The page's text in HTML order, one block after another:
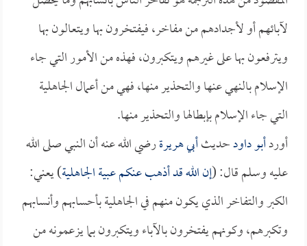
لآبائهم أو لأجدادهم من مفاخر، فيفتخرون بها ويتعالون بها
ويترفعون بها على غيرهم ويتكبرون، فهذه من الأمور التي جاء
الإسلام بالنهي عنها والتحذير منها، فهي من أعمال الجاهلية
التي جاء الإسلام بإبطالها والتحذير منها.
أوردأبو داودحديثأبي هريرةرضي الله عنه أن النبي صلى الله
عليه وسلم قال: (إن الله قد أذهب عنكم عبية الجاهلية) يعني:
الكبر والتفاخر الذي يكون منهم في الجاهلية بأحسابهم وأنسابهم
وتكبرهم، وكونهم يفتخرون بالآباء ويتكبرون بما يزعمونه من